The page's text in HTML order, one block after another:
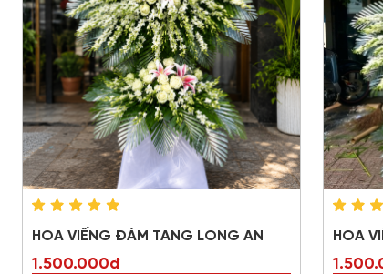
HOA VIẾNG ĐÁM TANG LONG AN
1.500.000đ
HOA